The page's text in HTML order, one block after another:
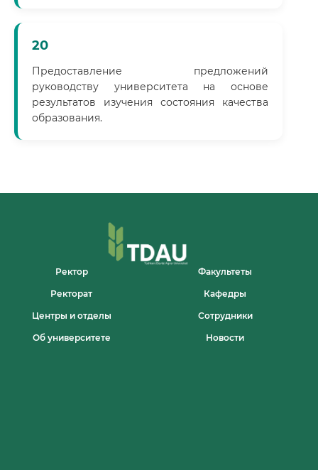
20
Предоставление предложений
руководству университета на основе
результатов изучения состояния качества
образования.
Ректор Факультеты
Ректорат Кафедры
Центры и отделы Сотрудники
Об университете Новости